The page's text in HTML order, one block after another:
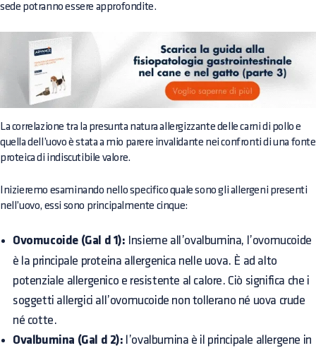
sede potranno essere approfondite.
La correlazione tra la presunta natura allergizzante delle carni di pollo e
quella dell’uovo è stata a mio parere invalidante nei confronti di una fonte
proteica di indiscutibile valore.
Inizieremo esaminando nello specifico quale sono gli allergeni presenti
nell’uovo, essi sono principalmente cinque:
Ovomucoide (Gal d 1): Insieme all’ovalbumina, l’ovomucoide
è la principale proteina allergenica nelle uova. È ad alto
potenziale allergenico e resistente al calore. Ciò significa che i
soggetti allergici all’ovomucoide non tollerano né uova crude
né cotte.
Ovalbumina (Gal d 2): l’ovalbumina è il principale allergene in